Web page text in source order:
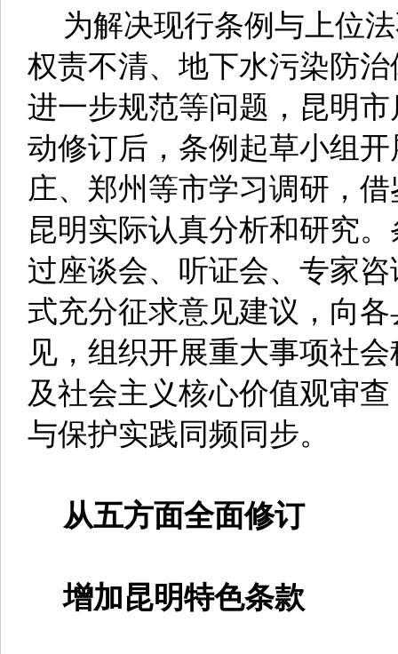
为解决现行条例与上位
权责不清、地下水污染防
进一步规范等问题，昆明
动修订后，条例起草小组
庄、郑州等市学习调研，
昆明实际认真分析和研究
过座谈会、听证会、专家
式充分征求意见建议，向
见，组织开展重大事项社
及社会主义核心价值观审
与保护实践同频同步。
从五方面全面修订
增加昆明特色条款